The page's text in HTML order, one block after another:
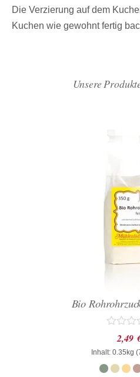
Die Verzierung auf dem
Kuchen wie gewohnt fertig
Unsere
Bio
Bewertet
mit
0
von
5
2,49
Inhalt: 0.35kg (